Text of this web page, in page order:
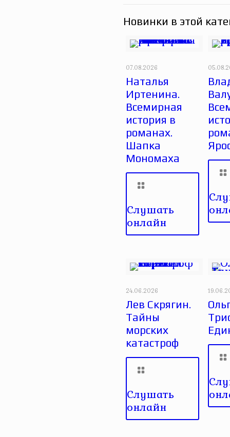
Новинки в этой
07.08.2026
Наталья
Иртенина.
Всемирная
история в
романах.
Шапка
Мономаха
Слушать
онлайн
24.06.2026
Лев Скрягин.
Тайны
морских
катастроф
Слушать
онлайн